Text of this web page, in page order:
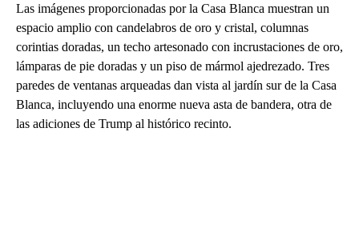
Las imágenes proporcionadas por la Casa Blanca muestran un
espacio amplio con candelabros de oro y cristal, columnas
corintias doradas, un techo artesonado con incrustaciones de oro,
lámparas de pie doradas y un piso de mármol ajedrezado. Tres
paredes de ventanas arqueadas dan vista al jardín sur de la Casa
Blanca, incluyendo una enorme nueva asta de bandera, otra de
las adiciones de Trump al histórico recinto.